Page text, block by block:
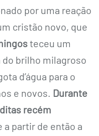
por uma reação
cristão novo, que
teceu um
brilho milagroso
d’água para o
e novos. Durante
recém
a partir de então a